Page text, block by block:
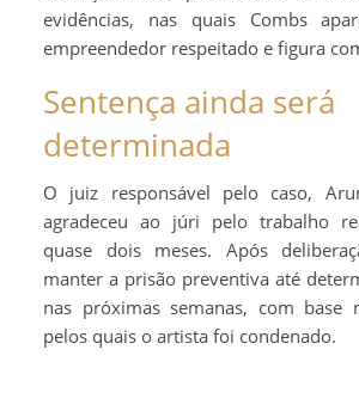
evidências, nas quais Combs
empreendedor respeitado e figura
Sentença ainda será
determinada
O juiz responsável pelo caso,
agradeceu ao júri pelo trabalho
quase dois meses. Após
manter a prisão preventiva até
nas próximas semanas, com base
pelos quais o artista foi condenado.